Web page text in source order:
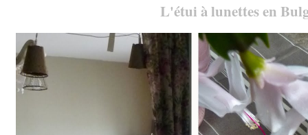
L'étui à lunettes en